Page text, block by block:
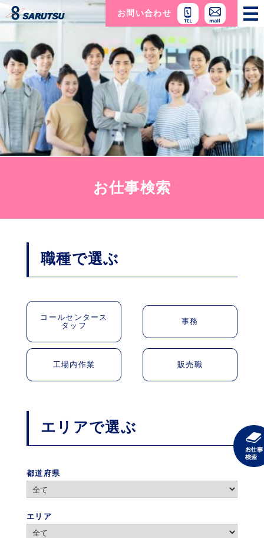
お問い合わせ
お仕事検索
職種で選ぶ
コールセンタース
タッフ
事務
工場内作業 販売職
エリアで選ぶ
都道府県
エリア